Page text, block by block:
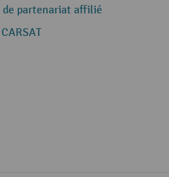
de partenariat affilié